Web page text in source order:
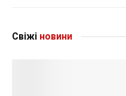
Свіжі новини